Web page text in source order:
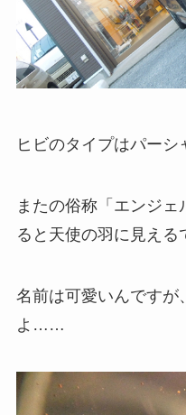
ヒビのタイプはパーシ
またの俗称「エンジ
ると天使の羽に見える
名前は可愛いんですが
よ……